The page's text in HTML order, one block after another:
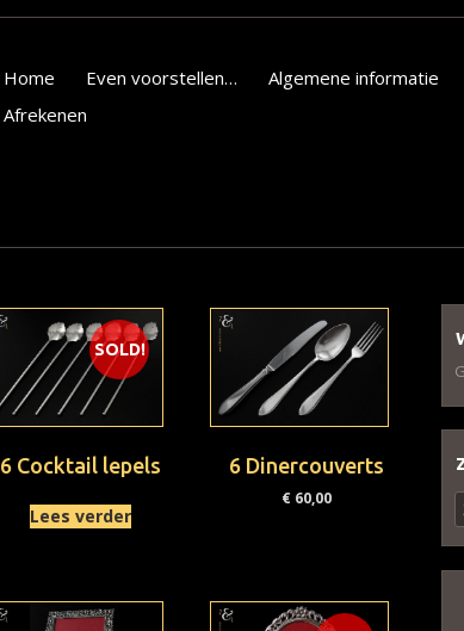
Home Even voorstellen… Algemene informatie
Afrekenen
SOLD!
6 Cocktail lepels
Lees verder
6 Dinercouverts
€60,00